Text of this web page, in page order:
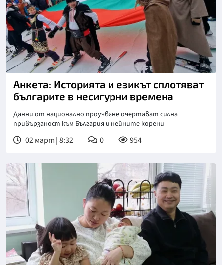
Снимка: БТА
Анкета: Историята и езикът сплотяват
българите в несигурни времена
Данни от национално проучване очертават силна
привързаност към България и нейните корени
02 март | 8:32 0 954